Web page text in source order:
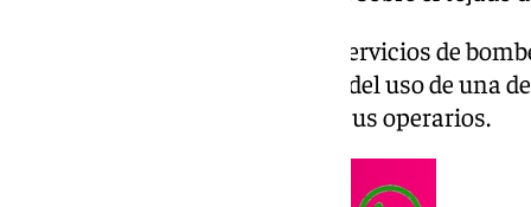
Tal y como han informado los servicios de
Cerezo del municipio y requirió del uso de una
de la colaboración de varios de sus operarios.